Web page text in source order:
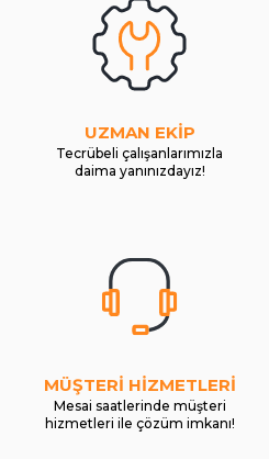
UZMAN EKİP
Tecrübeli çalışanlarımızla
daima yanınızdayız!
MÜŞTERİ HİZMETLERİ
Mesai saatlerinde müşteri
hizmetleri ile çözüm imkanı!